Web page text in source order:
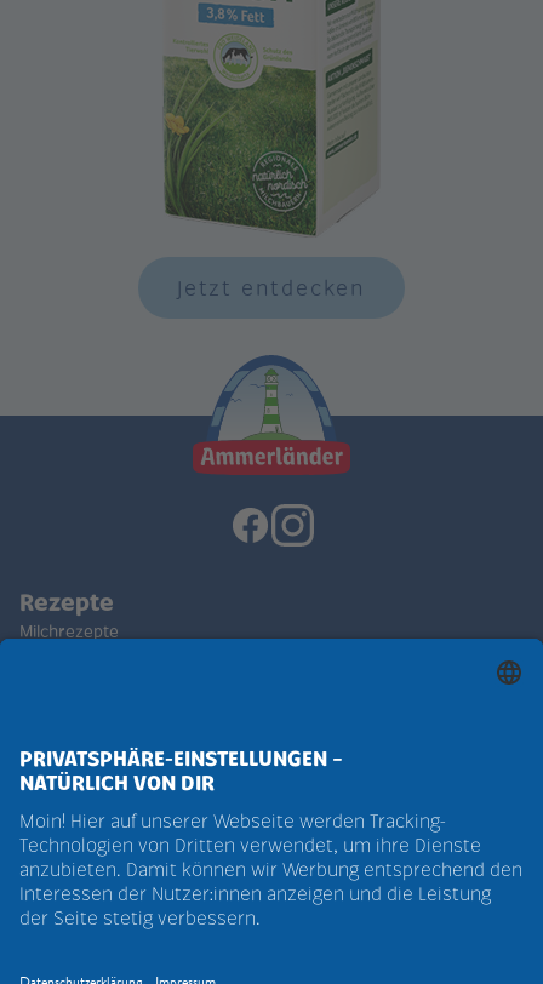
Jetzt entdecken
Rezepte
Milchrezepte
Verpackung
Natürlich beste Qualität
Nachhaltigkeit
Pro Weideland
Tierwohl
Natürlich auf der Weide
Biohaltung